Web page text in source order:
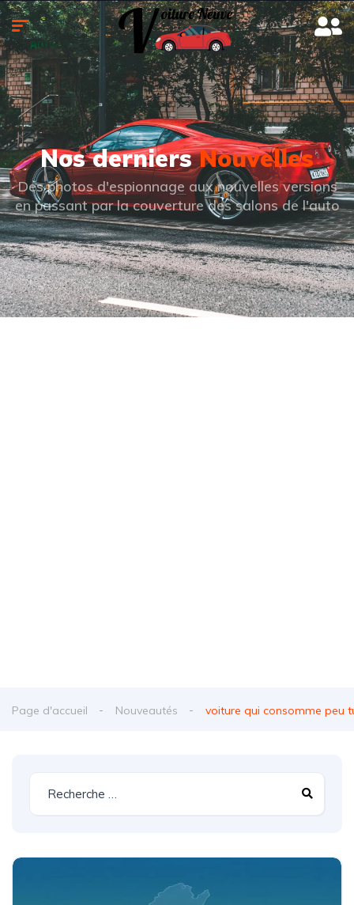
Nos derniersNouvelles
Des photos d'espionnage aux nouvelles versions
en passant par la couverture des salons de l'auto
Page d'accueil Nouveautés voiture qui consomme peu